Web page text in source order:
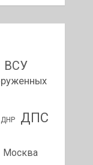
ВСУ
ДНР ДПС
Москва